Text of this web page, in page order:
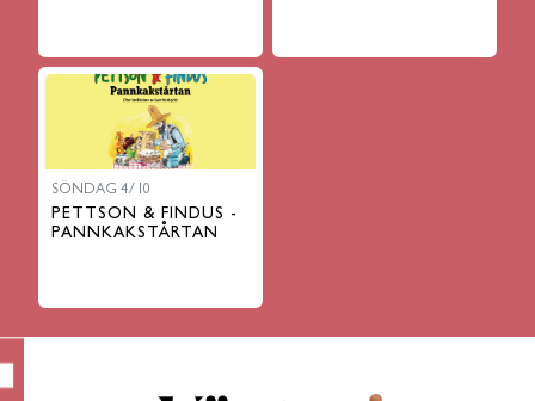
SÖNDAG 4/10
PETTSON & FINDUS -
PANNKAKSTÅRTAN